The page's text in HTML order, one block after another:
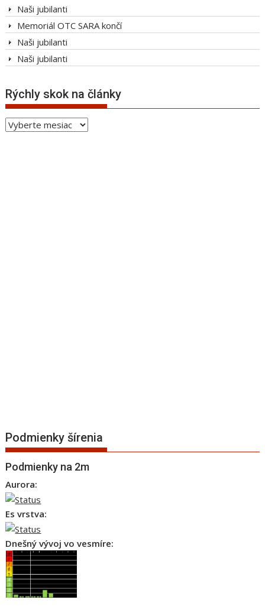
Naši jubilanti
Memoriál OTC SARA končí
Naši jubilanti
Naši jubilanti
Rýchly skok na články
Rýchly
Podmienky šírenia
Podmienky na 2m
Aurora:
Es vrstva:
Dnešný vývoj vo vesmíre: